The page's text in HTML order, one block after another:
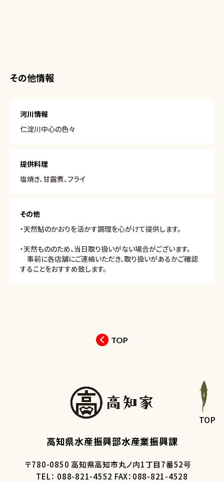
その他情報
河川情報
仁淀川中心の色々
提供料理
塩焼き、甘露煮、フライ
その他
・天然鮎のかおりを活かす調理を心がけて提供します。
・天然もののため、当日取り扱いがない場合がございます。
事前に各店舗にご連絡いただき、取り扱いがあるかご確認
することをおすすめ致します。
TOP
高知県水産振興部水産業振興課
〒780-0850 高知県高知市丸ノ内1丁目7番52号
TEL： 088-821-4552 FAX：088-821-4528
TOP